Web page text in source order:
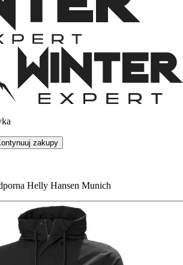
zakupy
Helly Hansen Munich